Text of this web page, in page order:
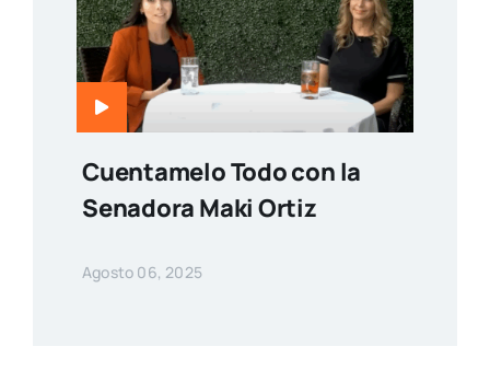
Cuentamelo Todo con la
Senadora Maki Ortiz
Agosto 06, 2025